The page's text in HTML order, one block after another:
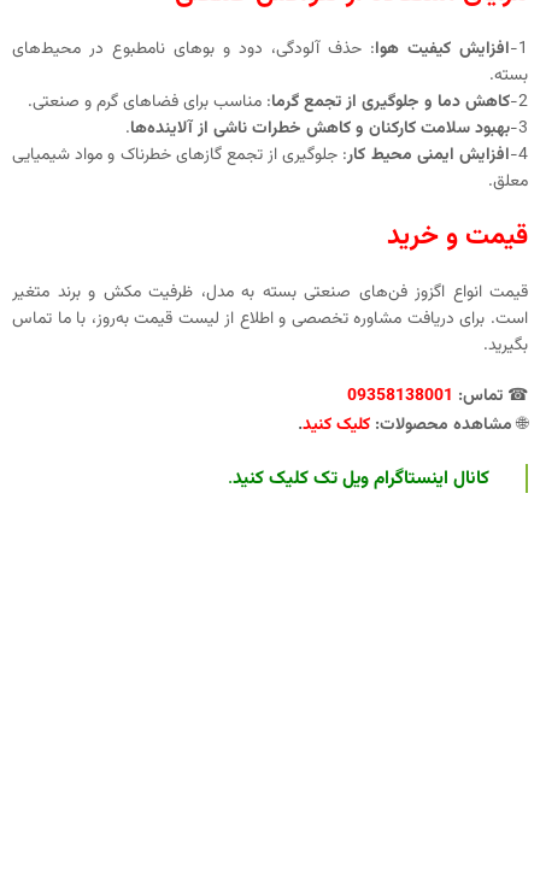
1- افزایش کیفیت هوا: حذف آلودگی، دود و بوهای نامطبوع در محیط‌های
بسته.
2- کاهش دما و جلوگیری از تجمع گرما: مناسب برای فضاهای گرم و صنعتی.
3- بهبود سلامت کارکنان و کاهش خطرات ناشی از آلاینده‌ها.
4- افزایش ایمنی محیط کار: جلوگیری از تجمع گازهای خطرناک و مواد شیمیایی
معلق.
قیمت و خرید
قیمت انواع اگزوز فن‌های صنعتی بسته به مدل، ظرفیت مکش و برند متغیر
است. برای دریافت مشاوره تخصصی و اطلاع از لیست قیمت به‌روز، با ما تماس
بگیرید.
☎ تماس: 09358138001
🌐مشاهده محصولات: کلیک کنید.
کانال اینستاگرام ویل تک کلیک کنید.